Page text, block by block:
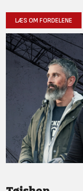
LÆS OM FORDELENE